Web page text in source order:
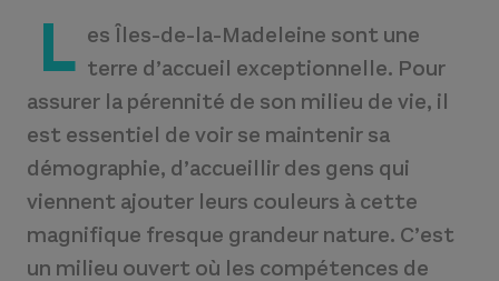
L es Îles-de-la-Madeleine sont une
terre d’accueil exceptionnelle. Pour
assurer la pérennité de son milieu de vie, il
est essentiel de voir se maintenir sa
démographie, d’accueillir des gens qui
viennent ajouter leurs couleurs à cette
magnifique fresque grandeur nature. C’est
un milieu ouvert où les compétences de